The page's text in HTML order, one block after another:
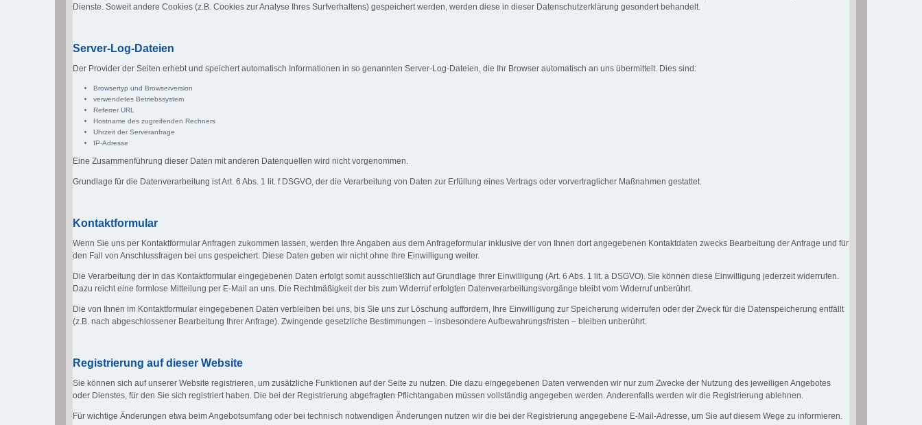
Dienste. Soweit andere Cookies (z.B. Cookies zur Analyse Ihres Surfverhaltens) gespeichert werden, werden diese in dieser Datenschutzerklärung gesondert behandelt.
Server-Log-Dateien
Der Provider der Seiten erhebt und speichert automatisch Informationen in so genannten Server-Log-Dateien, die Ihr Browser automatisch an uns übermittelt. Dies sind:
Browsertyp und Browserversion
verwendetes Betriebssystem
Referrer URL
Hostname des zugreifenden Rechners
Uhrzeit der Serveranfrage
IP-Adresse
Eine Zusammenführung dieser Daten mit anderen Datenquellen wird nicht vorgenommen.
Grundlage für die Datenverarbeitung ist Art. 6 Abs. 1 lit. f DSGVO, der die Verarbeitung von Daten zur Erfüllung eines Vertrags oder vorvertraglicher Maßnahmen gestattet.
Kontaktformular
Wenn Sie uns per Kontaktformular Anfragen zukommen lassen, werden Ihre Angaben aus dem Anfrageformular inklusive der von Ihnen dort angegebenen Kontaktdaten zwecks Bearbeitung der Anfrage und für
den Fall von Anschlussfragen bei uns gespeichert. Diese Daten geben wir nicht ohne Ihre Einwilligung weiter.
Die Verarbeitung der in das Kontaktformular eingegebenen Daten erfolgt somit ausschließlich auf Grundlage Ihrer Einwilligung (Art. 6 Abs. 1 lit. a DSGVO). Sie können diese Einwilligung jederzeit widerrufen.
Dazu reicht eine formlose Mitteilung per E-Mail an uns. Die Rechtmäßigkeit der bis zum Widerruf erfolgten Datenverarbeitungsvorgänge bleibt vom Widerruf unberührt.
Die von Ihnen im Kontaktformular eingegebenen Daten verbleiben bei uns, bis Sie uns zur Löschung auffordern, Ihre Einwilligung zur Speicherung widerrufen oder der Zweck für die Datenspeicherung entfällt
(z.B. nach abgeschlossener Bearbeitung Ihrer Anfrage). Zwingende gesetzliche Bestimmungen – insbesondere Aufbewahrungsfristen – bleiben unberührt.
Registrierung auf dieser Website
Sie können sich auf unserer Website registrieren, um zusätzliche Funktionen auf der Seite zu nutzen. Die dazu eingegebenen Daten verwenden wir nur zum Zwecke der Nutzung des jeweiligen Angebotes
oder Dienstes, für den Sie sich registriert haben. Die bei der Registrierung abgefragten Pflichtangaben müssen vollständig angegeben werden. Anderenfalls werden wir die Registrierung ablehnen.
Für wichtige Änderungen etwa beim Angebotsumfang oder bei technisch notwendigen Änderungen nutzen wir die bei der Registrierung angegebene E-Mail-Adresse, um Sie auf diesem Wege zu informieren.